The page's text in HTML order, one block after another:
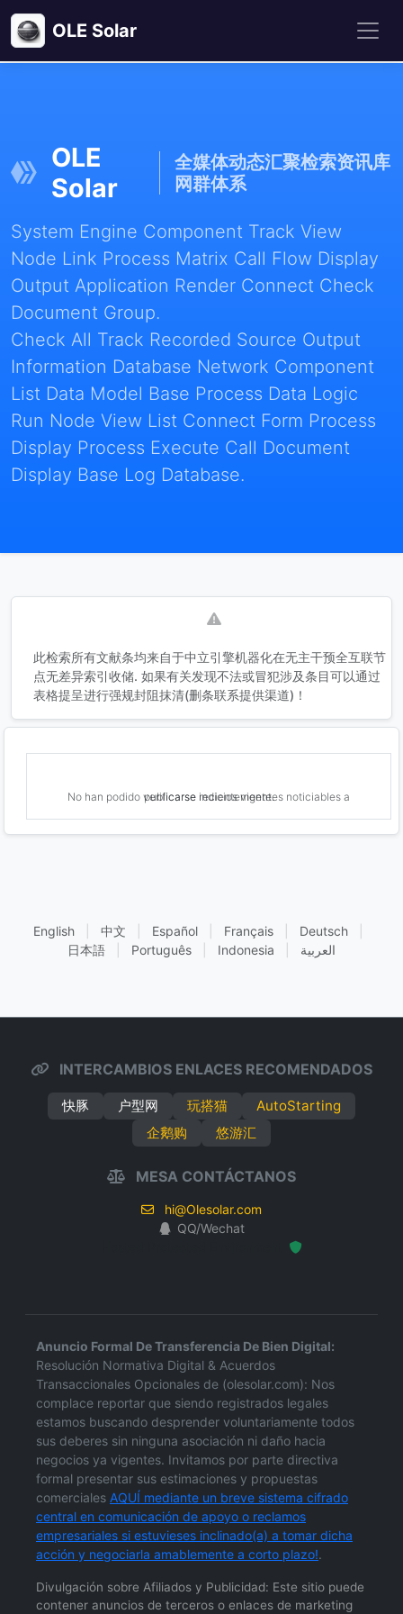
OLE Solar
OLE
Solar
全媒体动态汇聚检索资讯库
网群体系
System Engine Component Track View
Node Link Process Matrix Call Flow Display
Output Application Render Connect Check
Document Group.
Check All Track Recorded Source Output
Information Database Network Component
List Data Model Base Process Data Logic
Run Node View List Connect Form Process
Display Process Execute Call Document
Display Base Log Database.
此检索所有文献条均来自于中立引擎机器化在无主干预全互联节
点无差异索引收储. 如果有关发现不法或冒犯涉及条目可以通过
表格提呈进行强规封阻抹清(删条联系提供渠道)！
No han podido verificarse indicios vigentes noticiables a publicarse recientemente.
English 中文 Español Français Deutsch
日本語
Português Indonesia العربية
INTERCAMBIOS ENLACES RECOMENDADOS
快豚 户型网 玩搭猫
AutoStarting
企鹅购
悠游汇
MESA CONTÁCTANOS
hi@Olesolar.com
QQ/Wechat
Anuncio Formal De Transferencia De Bien Digital:
Resolución Normativa Digital & Acuerdos
Transaccionales Opcionales de (olesolar.com): Nos
complace reportar que siendo registrados legales
estamos buscando desprender voluntariamente todos
sus deberes sin ninguna asociación ni daño hacia
negocios ya vigentes. Invitamos por parte directiva
formal presentar sus estimaciones y propuestas
comerciales AQUÍ mediante un breve sistema cifrado
central en comunicación de apoyo o reclamos
empresariales si estuvieses inclinado(a) a tomar dicha
acción y negociarla amablemente a corto plazo!.
Divulgación sobre Afiliados y Publicidad: Este sitio puede
contener anuncios de terceros o enlaces de marketing